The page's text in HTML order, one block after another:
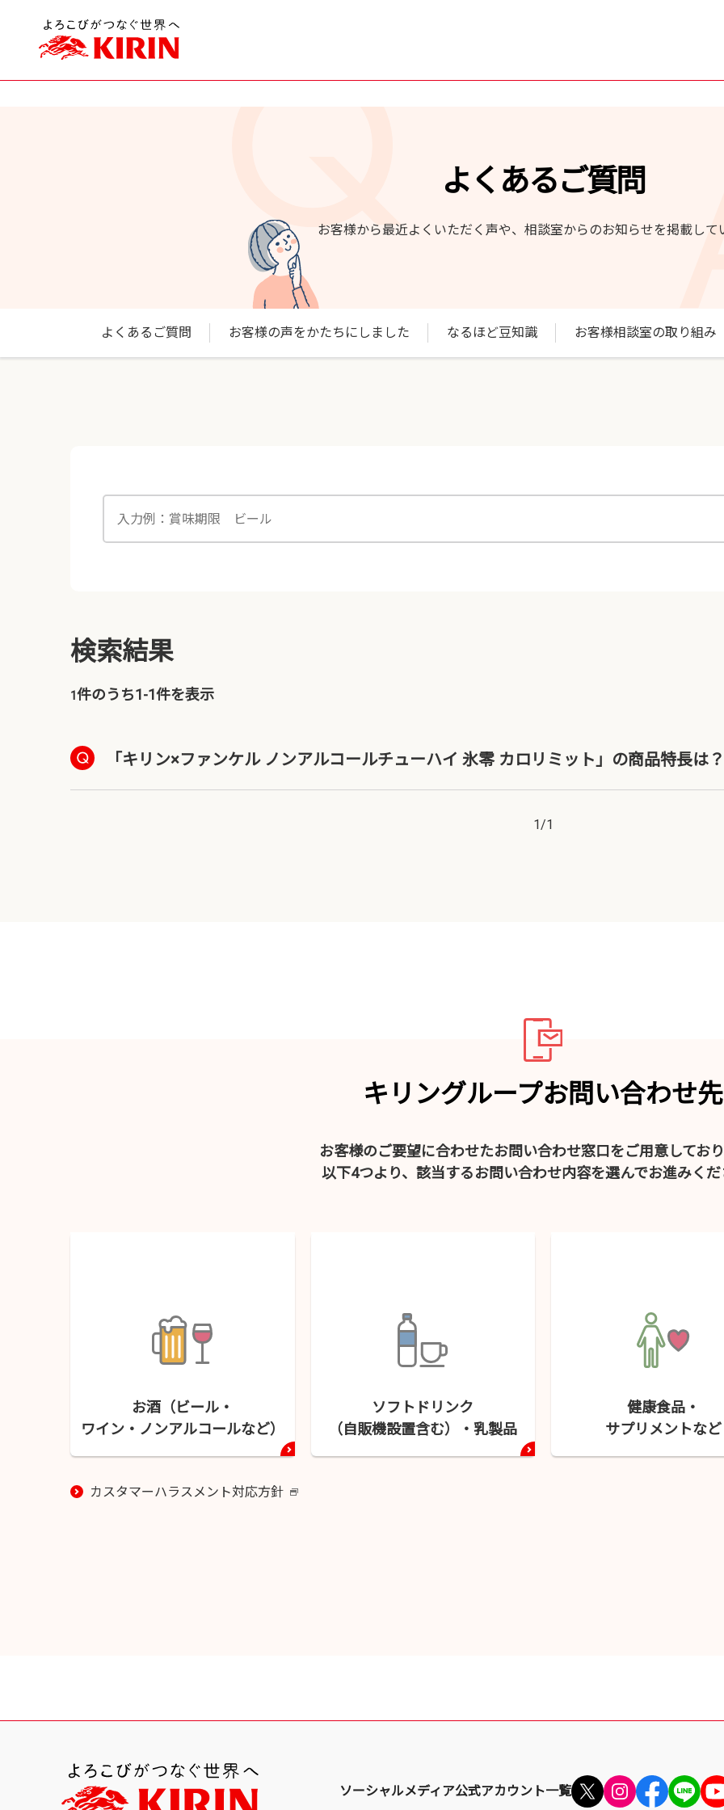
よくあるご質問
お客様から最近よくいただく声や、相談室からのお知らせを掲載して
よくあるご質問 お客様の声をかたちにしました なるほど豆知識 お客様相談室の取り組み
検索結果
1件のうち1-1件を表示
「キリン×ファンケル ノンアルコールチューハイ 氷零 カロリミット」の商品特長は？
1/1
キリングループお問い合わせ先
お客様のご要望に合わせたお問い合わせ窓口をご用意してお
以下4つより、該当するお問い合わせ内容を選んでお進みく
お酒（ビール・
ワイン・ ノンアルコールなど）
ソフトドリンク
（自販機設置含む）・ 乳製品
健康食品・
サプリメントなど
カスタマーハラスメント対応方針 新
ソーシャルメディア公式アカウント一覧